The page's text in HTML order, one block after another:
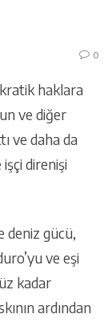
0
haklara
ve diğer
ve daha da
direnişi
deniz gücü,
ve eşi
kadar
ardından